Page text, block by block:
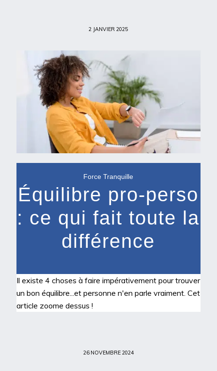
2 JANVIER 2025
Force Tranquille
Équilibre pro-perso
: ce qui fait toute la
différence
Il existe 4 choses à faire impérativement pour trouver
un bon équilibre...et personne n'en parle vraiment. Cet
article zoome dessus !
26 NOVEMBRE 2024